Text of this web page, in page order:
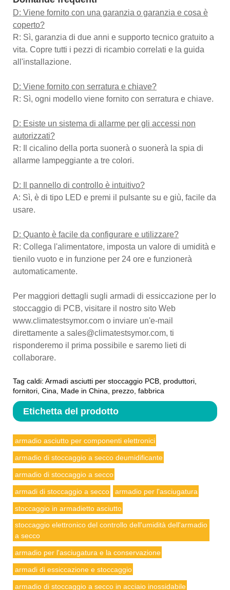
D: Viene fornito con una garanzia o garanzia e cosa è
coperto?
R: Sì, garanzia di due anni e supporto tecnico gratuito a
vita. Copre tutti i pezzi di ricambio correlati e la guida
all'installazione.
D: Viene fornito con serratura e chiave?
R: Sì, ogni modello viene fornito con serratura e chiave.
D: Esiste un sistema di allarme per gli accessi non
autorizzati?
R: Il cicalino della porta suonerà o suonerà la spia di
allarme lampeggiante a tre colori.
D: Il pannello di controllo è intuitivo?
A: Sì, è di tipo LED e premi il pulsante su e giù, facile da
usare.
D: Quanto è facile da configurare e utilizzare?
R: Collega l'alimentatore, imposta un valore di umidità e
tienilo vuoto e in funzione per 24 ore e funzionerà
automaticamente.
Per maggiori dettagli sugli armadi di essiccazione per lo
stoccaggio di PCB, visitare il nostro sito Web
www.climatestsymor.com o inviare un'e-mail
direttamente a sales@climatestsymor.com, ti
risponderemo il prima possibile e saremo lieti di
collaborare.
Tag caldi: Armadi asciutti per stoccaggio PCB, produttori,
fornitori, Cina, Made in China, prezzo, fabbrica
Etichetta del prodotto
armadio asciutto per componenti elettronici
armadio di stoccaggio a secco deumidificante
armadio di stoccaggio a secco
armadi di stoccaggio a secco armadio per l'asciugatura
stoccaggio in armadietto asciutto
stoccaggio elettronico del controllo dell'umidità dell'armadio
a secco
armadio per l'asciugatura e la conservazione
armadi di essiccazione e stoccaggio
armadio di stoccaggio a secco in acciaio inossidabile